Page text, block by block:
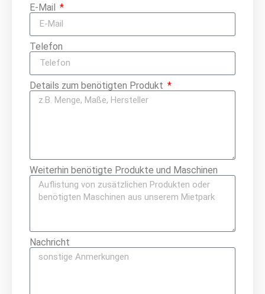
E-Mail
Telefon
Details zum benötigten Produkt
Weiterhin benötigte Produkte und Maschinen
Nachricht